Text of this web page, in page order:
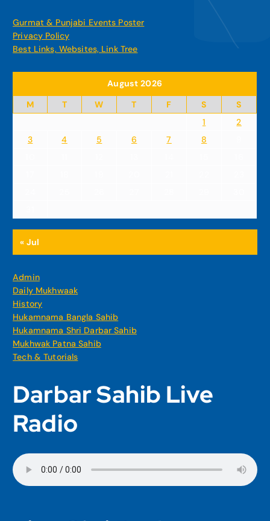
Gurmat & Punjabi Events Poster
Privacy Policy
Best Links, Websites, Link Tree
August 2026
M
T W T F S
S
1
2
3
4 5 6 7 8
« Jul
Admin
Daily Mukhwaak
History
Hukamnama Bangla Sahib
Hukamnama Shri Darbar Sahib
Mukhwak Patna Sahib
Tech & Tutorials
Darbar Sahib Live
Radio